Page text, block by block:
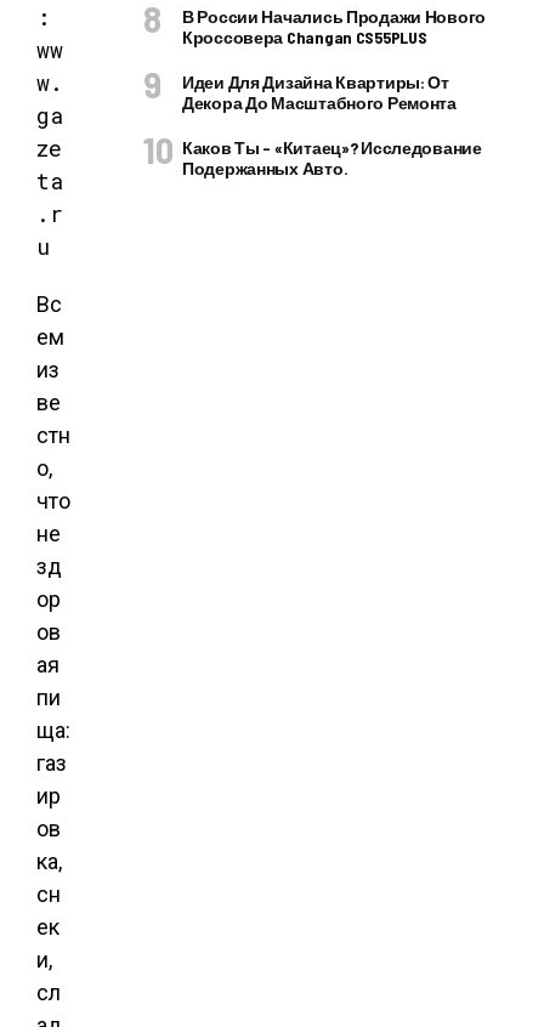
:
ww
w.
ga
ze
ta
.r
u
Вс
ем
из
ве
стн
о,
что
не
зд
ор
ов
ая
пи
ща:
газ
ир
ов
ка,
сн
ек
и,
сл
В России Начались Продажи Нового
Кроссовера Changan CS55PLUS
Идеи Для Дизайна Квартиры: От
Декора До Масштабного Ремонта
Каков Ты – «китаец»? Исследование
Подержанных Авто.